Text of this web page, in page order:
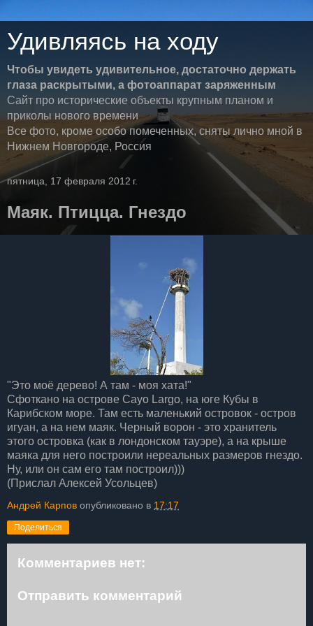
Удивляясь на ходу
Чтобы увидеть удивительное, достаточно держать
глаза раскрытыми, а фотоаппарат заряженным
Сайт про исторические объекты крупным планом и
приколы нового времени
Все фото, кроме особо помеченных, сняты лично мной в
Нижнем Новгороде, Россия
пятница, 17 февраля 2012 г.
Маяк. Птицца. Гнездо
"Это моё дерево! А там - моя хата!"
Сфоткано на острове Cayo Largo, на юге Кубы в
Карибском море. Там есть маленький островок - остров
игуан, а на нем маяк. Черный ворон - это хранитель
этого островка (как в лондонском тауэре), а на крыше
маяка для него построили нереальных размеров гнездо.
Ну, или он сам его там построил)))
(Прислал Алексей Усольцев)
Андрей Карпов опубликовано в 17:17
Поделиться
Комментариев нет:
Отправить комментарий